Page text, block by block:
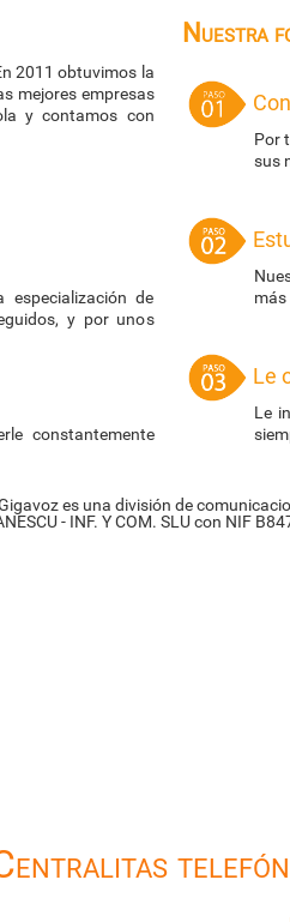
2011 obtuvimos la
mejores empresas
y contamos con
de
y por unos
constantemente
Nuestra
Por
sus
más
Le
Le
es una división de
- INF. Y COM. SLU con NIF